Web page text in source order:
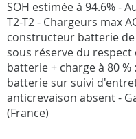
SOH estimée à 94.6% -
T2-T2 - Chargeurs max
constructeur batterie
sous réserve du
batterie + charge à 80 %
batterie sur suivi
anticrevaison absent -
(France)